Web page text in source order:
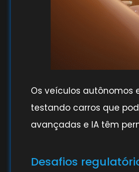
Os veículos
testando carros que
avançadas e IA têm
Desafios